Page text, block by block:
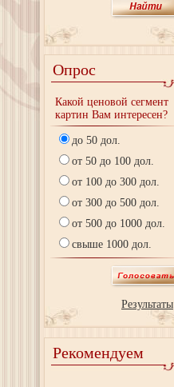
Опрос
Какой ценовой сегмент
картин Вам интересен?
до 50 дол.
от 50 до 100 дол.
от 100 до 300 дол.
от 300 до 500 дол.
от 500 до 1000 дол.
свыше 1000 дол.
Результаты
Рекомендуем